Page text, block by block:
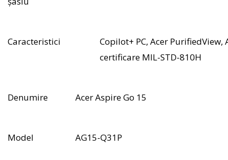
Caracteristici
Copilot+ PC, Acer PurifiedView,
certificare MIL-STD-810H
Denumire Acer Aspire Go 15
Model AG15-Q31P